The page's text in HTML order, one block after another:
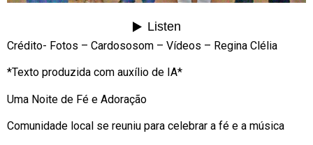
Crédito- Fotos – Cardososom – Vídeos – Regina Clélia
*Texto produzida com auxílio de IA*
Uma Noite de Fé e Adoração
Comunidade local se reuniu para celebrar a fé e a música